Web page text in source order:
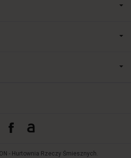
- Hurtownia Rzeczy Śmiesznych.